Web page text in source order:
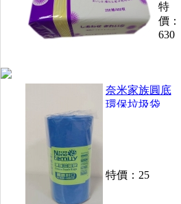
衛生
紙
200
箱)
特
價：
630
奈米家族圓底
環保垃圾袋
特價： 25